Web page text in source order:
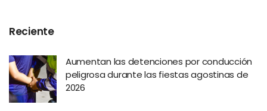
Reciente
Aumentan las detenciones por conducción
peligrosa durante las fiestas agostinas de
2026